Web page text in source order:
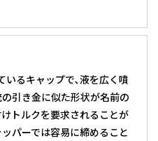
いるキャップで､液を広く噴
引き金に似た形状が名前の
トルクを要求されることが
パーでは容易に締めること